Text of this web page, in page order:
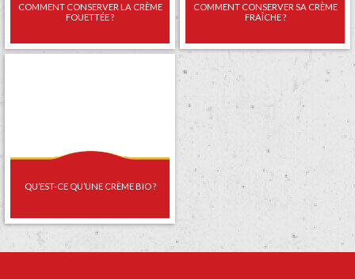
COMMENT CONSERVER LA CRÈME
FOUETTÉE ?
COMMENT CONSERVER SA CRÈME
FRAÎCHE ?
QU’EST-CE QU’UNE CRÈME BIO ?